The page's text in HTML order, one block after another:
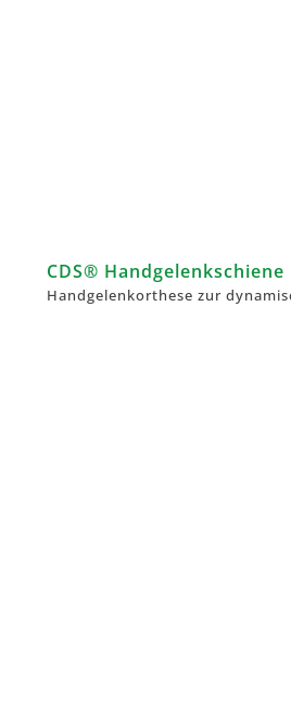
CDS® Handgelenkschiene
Handgelenkorthese zur